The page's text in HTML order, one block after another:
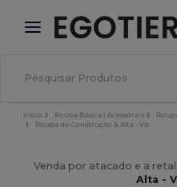
× App Egotier
Melhores preços na app!
Início Roupa Básica | Acessórios
Roupa de Construção & Alta - Vis
Venda por atacado e a
Alta -